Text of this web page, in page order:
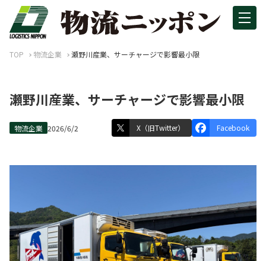
TOP 物流企業 瀬野川産業、サーチャージで影響最小限
瀬野川産業、サーチャージで影響最小限
物流企業 2026/6/2 X（旧Twitter） Facebook